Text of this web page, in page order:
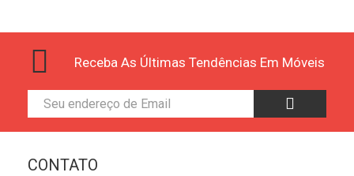
Receba As Últimas Tendências Em Móveis
CONTATO